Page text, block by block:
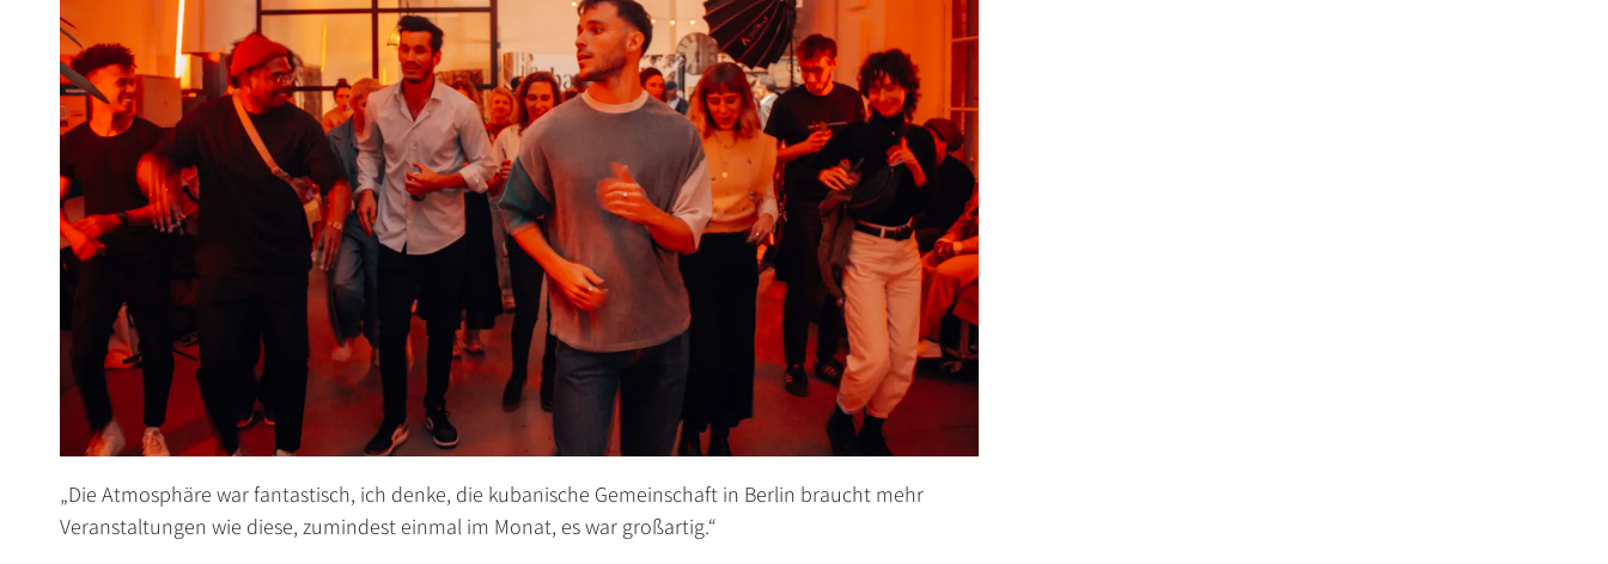
„Die Atmosphäre war fantastisch, ich denke, die kubanische Gemeinschaft in Berlin braucht mehr
Veranstaltungen wie diese, zumindest einmal im Monat, es war großartig.“